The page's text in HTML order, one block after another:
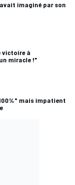
imaginé par son
victoire à
miracle !"
mais impatient